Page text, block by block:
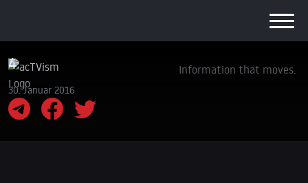
Information that moves.
4
30. Januar 2016